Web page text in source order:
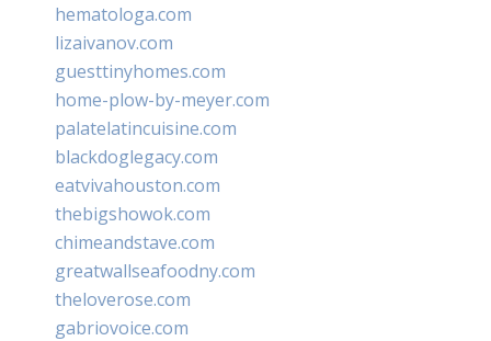
hematologa.com
lizaivanov.com
guesttinyhomes.com
home-plow-by-meyer.com
palatelatincuisine.com
blackdoglegacy.com
eatvivahouston.com
thebigshowok.com
chimeandstave.com
greatwallseafoodny.com
theloverose.com
gabriovoice.com